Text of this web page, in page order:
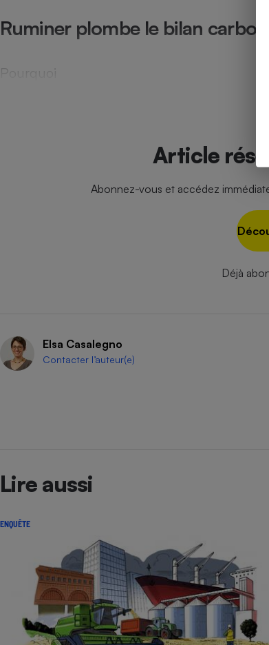
Ruminer plombe le bilan
Pourquoi
Article
Abonnez-vous et accédez
Déjà
Elsa Casalegno
Contacter l’auteur(e)
Lire aussi
ENQUÊTE